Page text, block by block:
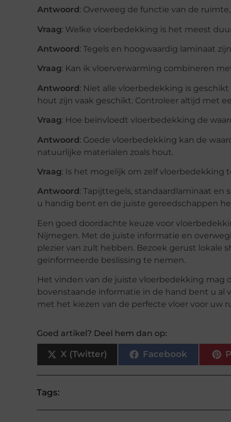
Antwoord : Overweeg de functie van de
Vraag: Welke vloerbedekking is het meest
Antwoord: Tegels en hoogwaardig laminaat
Vraag: Kan ik vloerverwarming combineren
Antwoord: Niet alle vloerbedekking is
hout zijn vaak geschikt. Controleer altijd met
Vraag: Hoe beïnvloedt vloerbedekking de
Antwoord: Goede vloerbedekking kan de
natuurlijke materialen zoals hout.
Vraag: Is het mogelijk om zelf vloerbedekking
Antwoord : Tapijttegels, standaardlaminaat en
u handig bent en de juiste gereedschappen
Een goed doordachte keuze voor
Nijmegen. Met de juiste informatie en
plezier van zult hebben. Bezoek gerust lokale
geïnformeerde beslissing te nemen.
Het vinden van de juiste vloerbedekking mag
bovenstaande informatie in de hand bent u al
met het kiezen van de perfecte vloer voor uw
Goed artikel? Deel hem dan op:
X (Twitter) Facebook
Tags: